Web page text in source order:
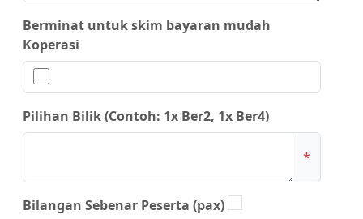
Berminat untuk skim bayaran mudah
Koperasi
Pilihan Bilik (Contoh: 1x Ber2, 1x Ber4)
*
Bilangan Sebenar Peserta (pax)